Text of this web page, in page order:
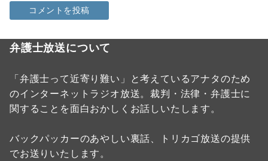
弁護士放送について
「弁護士って近寄り難い」と考えているアナタのため
のインターネットラジオ放送。裁判・法律・弁護士に
関することを面白おかしくお話しいたします。
バックパッカーのあやしい裏話、トリカゴ放送の提供
でお送りいたします。